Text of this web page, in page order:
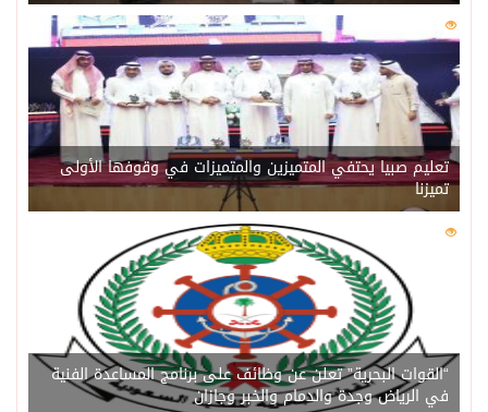
214
تعليم صبيا يحتفي المتميزين والمتميزات في وقوفها الأولى
تميزنا
206
“القوات البحرية” تعلن عن وظائف على برنامج المساعدة الفنية
في الرياض وجدة والدمام والخبر وجازان